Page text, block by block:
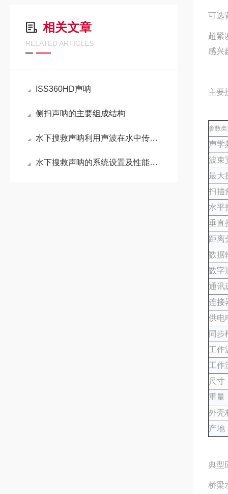
相关文章
RELATED ARTICLES
ISS360HD声呐
侧扫声呐的主要组成结构
水下搜救声呐利用声波在水中传播的特性进行工作
水下搜救声呐的系统设置及性能特点
可选
超紧
感兴
主要
参数
声学
波束
最大
扫描
水平
垂直
距离
数据
数字
通讯
连接
供电
同步
工作
工作
尺寸
重量
外壳
产地
典型
桥梁